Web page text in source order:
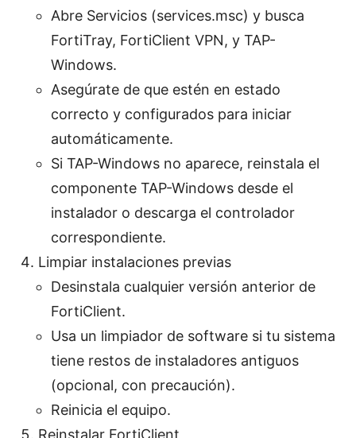
Abre Servicios (services.msc) y busca
FortiTray, FortiClient VPN, y TAP-
Windows.
Asegúrate de que estén en estado
correcto y configurados para iniciar
automáticamente.
Si TAP-Windows no aparece, reinstala el
componente TAP-Windows desde el
instalador o descarga el controlador
correspondiente.
Limpiar instalaciones previas
Desinstala cualquier versión anterior de
FortiClient.
Usa un limpiador de software si tu sistema
tiene restos de instaladores antiguos
(opcional, con precaución).
Reinicia el equipo.
Reinstalar FortiClient